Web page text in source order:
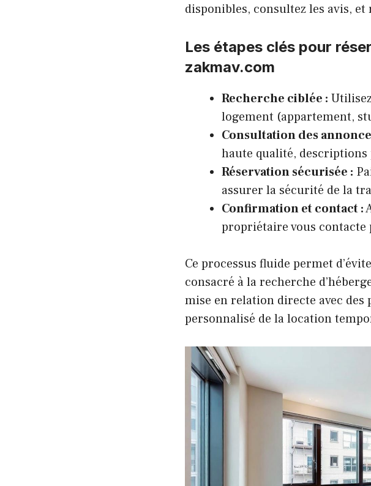
disponibles, consultez les avis,
Les étapes clés pour
zakmav.com
Recherche ciblée :
logement (appartement,
Consultation des
haute qualité,
Réservation sécurisée :
assurer la sécurité de la
Confirmation et contact :
propriétaire vous
Ce processus fluide permet
consacré à la recherche
mise en relation directe avec
personnalisé de la location